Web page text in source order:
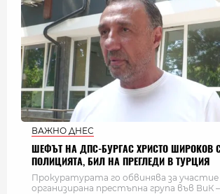
ВАЖНО ДНЕС
ШЕФЪТ НА ДПС-БУРГАС ХРИСТО ШИРОКОВ
ПОЛИЦИЯТА, БИЛ НА ПРЕГЛЕДИ В ТУРЦИЯ
Прокуратурата го обвинява за участие
организирана престъпна група във ВиК